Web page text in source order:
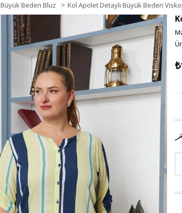
Büyük Beden Bluz > Kol Apolet Detaylı Büyük Beden